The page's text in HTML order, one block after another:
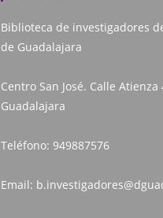
Biblioteca de investigadores
de Guadalajara
Centro San José. Calle Atienza
Guadalajara
Teléfono: 949887576
Email: